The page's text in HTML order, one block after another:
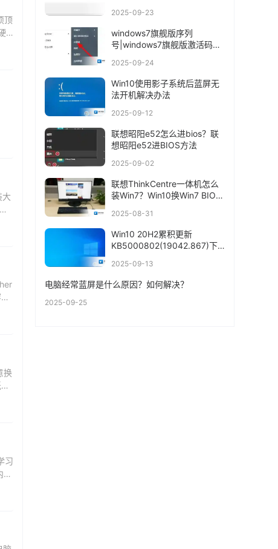
顶
换
习
2025-09-23
windows7旗舰版序列
号|windows7旗舰版激活码
2025-09-24
Win10使用影子系统后蓝屏无
法开机解决办法
2025-09-12
联想昭阳e52怎么进bios？联
想昭阳e52进BIOS方法
2025-09-02
联想ThinkCentre一体机怎么
装Win7？Win10换Win7 BIOS
2025-08-31
Win10 20H2累积更新
KB5000802(19042.867)下
2025-09-13
电脑经常蓝屏是什么原因？如何解决？
2025-09-25